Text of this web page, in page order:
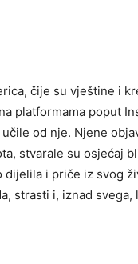
čije su vještine i
platformama poput
od nje. Njene
stvarale su osjećaj
i priče iz svog
strasti i, iznad